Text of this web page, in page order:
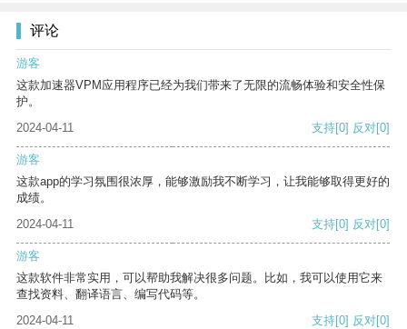
评论
游客
这款加速器VPM应用程序已经为我们带来了无限的流畅体验和安全性保
护。
2024-04-11
支持[0] 反对[0]
游客
这款app的学习氛围很浓厚，能够激励我不断学习，让我能够取得更好的
成绩。
2024-04-11
支持[0] 反对[0]
游客
这款软件非常实用，可以帮助我解决很多问题。比如，我可以使用它来
查找资料、翻译语言、编写代码等。
2024-04-11
支持[0] 反对[0]